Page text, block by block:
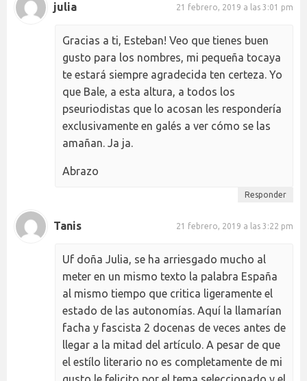
julia 21 febrero, 2019 a las 3:01 pm
Gracias a ti, Esteban! Veo que tienes buen
gusto para los nombres, mi pequeña tocaya
te estará siempre agradecida ten certeza. Yo
que Bale, a esta altura, a todos los
pseuriodistas que lo acosan les respondería
exclusivamente en galés a ver cómo se las
amañan. Ja ja.
Abrazo
Responder
Tanis 21 febrero, 2019 a las 3:22 pm
Uf doña Julia, se ha arriesgado mucho al
meter en un mismo texto la palabra España
al mismo tiempo que critica ligeramente el
estado de las autonomías. Aquí la llamarían
facha y fascista 2 docenas de veces antes de
llegar a la mitad del artículo. A pesar de que
el estílo literario no es completamente de mi